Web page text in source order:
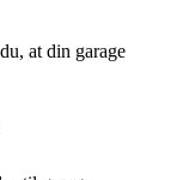
at din garage